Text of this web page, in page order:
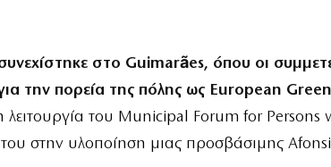
στο Guimarães, όπου οι
την πορεία της πόλης ως European
λειτουργία του Municipal Forum for Persons
στην υλοποίηση μιας προσβάσιμης